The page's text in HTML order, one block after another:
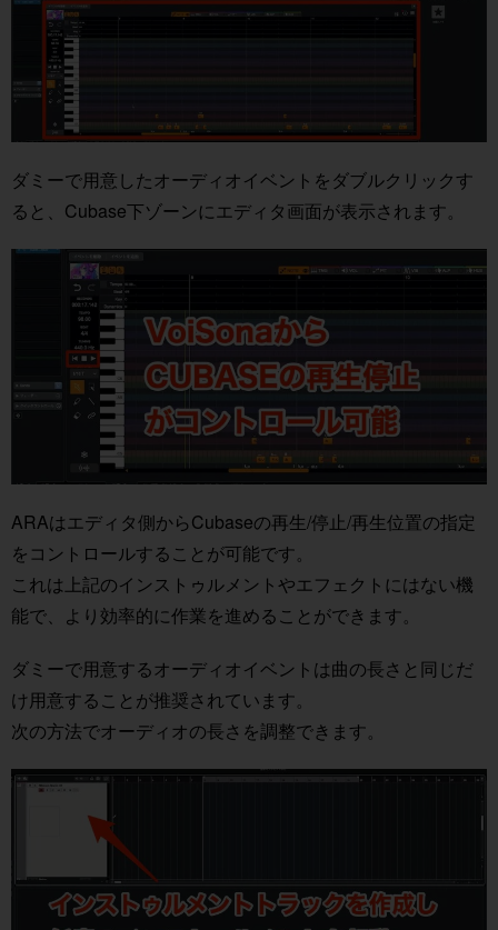
ダミーで用意したオーディオイベントをダブルクリックす
ると、Cubase下ゾーンにエディタ画面が表示されます。
ARAはエディタ側からCubaseの再生/停止/再生位置の指定
をコントロールすることが可能です。
これは上記のインストゥルメントやエフェクトにはない機
能で、より効率的に作業を進めることができます。
ダミーで用意するオーディオイベントは曲の長さと同じだ
け用意することが推奨されています。
次の方法でオーディオの長さを調整できます。